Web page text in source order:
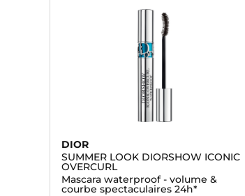
DIOR
SUMMER LOOK DIORSHOW ICONIC
OVERCURL
Mascara waterproof - volume &
courbe spectaculaires 24h*